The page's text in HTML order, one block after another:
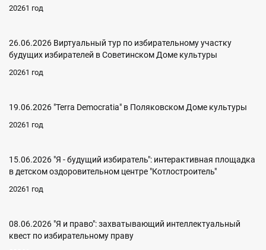
20261 год
26.06.2026 Виртуальный тур по избирательному участку
будущих избирателей в Советинском Доме культуры
20261 год
19.06.2026 "Terra Democratia" в Поляковском Доме культуры
20261 год
15.06.2026 "Я - будущий избиратель": интерактивная площадка
в детском оздоровительном центре "Котлостроитель"
20261 год
08.06.2026 "Я и право": захватывающий интеллектуальный
квест по избирательному праву